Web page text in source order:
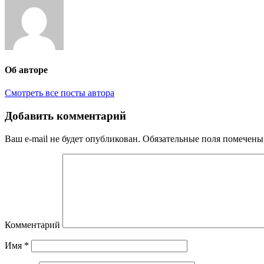
Об авторе
Смотреть все посты автора
Добавить комментарий
Ваш e-mail не будет опубликован. Обязательные поля
Комментарий
Имя *